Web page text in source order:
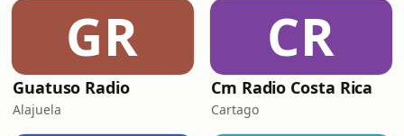
GR
Guatuso Radio
Alajuela
CR
Cm Radio Costa Rica
Cartago